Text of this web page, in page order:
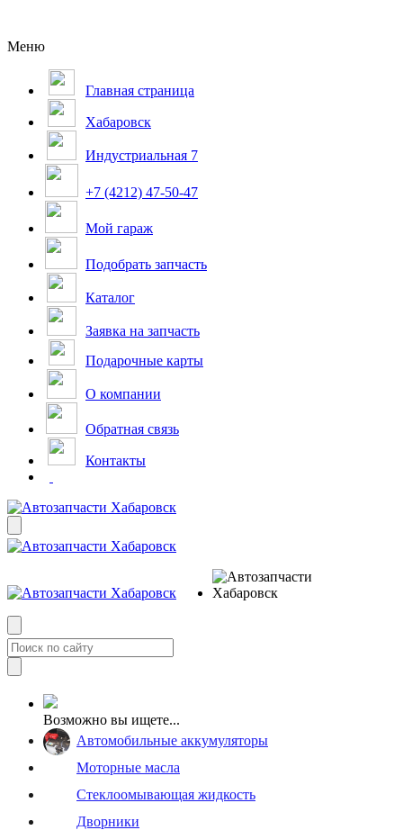
Меню
Главная страница
Хабаровск
Индустриальная 7
+7 (4212) 47-50-47
Мой гараж
Подобрать запчасть
Каталог
Заявка на запчасть
Подарочные карты
О компании
Обратная связь
Контакты
Возможно вы ищете...
Автомобильные аккумуляторы
Моторные масла
Стеклоомывающая жидкость
Дворники